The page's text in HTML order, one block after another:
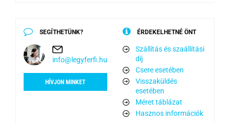
SEGÍTHETÜNK?
info@legyferfi.hu
HÍVJON MINKET
ÉRDEKELHETNÉ ÖNT
Szállítás és szaállítási
díj
Csere esetében
Visszaküldés
esetében
Méret táblázat
Hasznos információk